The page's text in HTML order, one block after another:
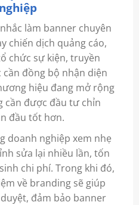
làm banner chuyên
chiến dịch quảng cáo,
chức sự kiện, truyền
đồng bộ nhận diện
hiệu đang mở rộng
cần được đầu tư chỉn
đầu tốt hơn.
doanh nghiệp xem nhẹ
sửa lại nhiều lần, tốn
chi phí. Trong khi đó,
về branding sẽ giúp
đảm bảo banner